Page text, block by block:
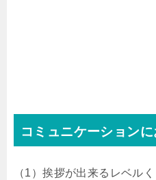
コミュニケーション
（1）挨拶が出来るレベル